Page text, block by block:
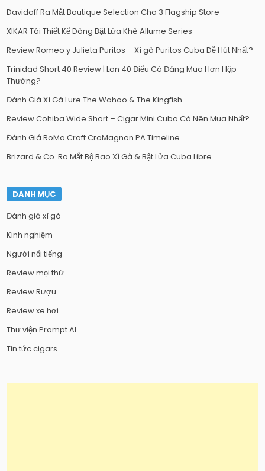
Davidoff Ra Mắt Boutique Selection Cho 3 Flagship Store
XIKAR Tái Thiết Kế Dòng Bật Lửa Khè Allume Series
Review Romeo y Julieta Puritos – Xì gà Puritos Cuba Dễ Hút Nhất?
Trinidad Short 40 Review | Lon 40 Điếu Có Đáng Mua Hơn Hộp
Thường?
Đánh Giá Xì Gà Lure The Wahoo & The Kingfish
Review Cohiba Wide Short – Cigar Mini Cuba Có Nên Mua Nhất?
Đánh Giá RoMa Craft CroMagnon PA Timeline
Brizard & Co. Ra Mắt Bộ Bao Xì Gà & Bật Lửa Cuba Libre
DANH MỤC
Đánh giá xì gà
Kinh nghiệm
Người nổi tiếng
Review mọi thứ
Review Rượu
Review xe hơi
Thư viện Prompt AI
Tin tức cigars